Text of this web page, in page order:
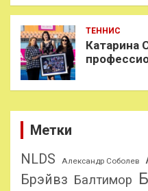
ТЕННИС
Катарина
Метки
NLDS
Александр Соболев
Брэйвз Балтимор